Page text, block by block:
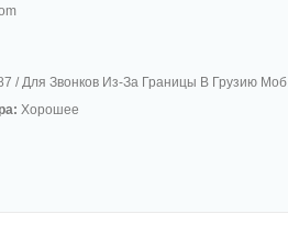
/ Для Звонков Из-За Границы В Грузию
Хорошее